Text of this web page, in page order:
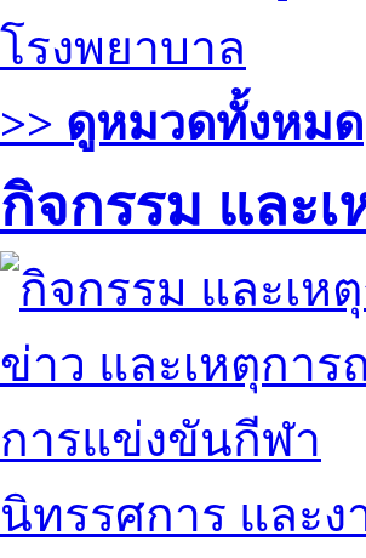
โรงพยาบาล
>> ดูหมวดทั้งหมด
กิจกรรม และ
ข่าว และเหตุกา
การแข่งขันกีฬา
นิทรรศการ และ